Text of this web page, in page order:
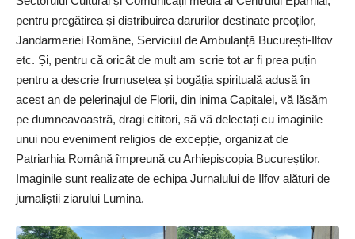
pentru pregătirea și distribuirea darurilor destinate preoților,
Jandarmeriei Române, Serviciul de Ambulanță București-Ilfov
etc. Și, pentru că oricât de mult am scrie tot ar fi prea puțin
pentru a descrie frumusețea și bogăția spirituală adusă în
acest an de pelerinajul de Florii, din inima Capitalei, vă lăsăm
pe dumneavoastră, dragi cititori, să vă delectați cu imaginile
unui nou eveniment religios de excepție, organizat de
Patriarhia Română împreună cu Arhiepiscopia Bucureștilor.
Imaginile sunt realizate de echipa Jurnalului de Ilfov alături de
jurnaliștii ziarului Lumina.